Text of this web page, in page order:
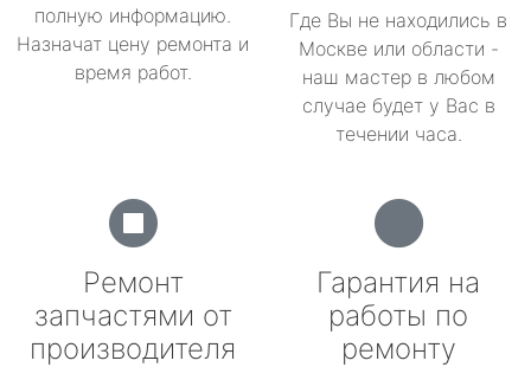
полную информацию.
Назначат цену ремонта и
время работ.
Где Вы не находились в
Москве или области -
наш мастер в любом
случае будет у Вас в
течении часа.
Ремонт
запчастями от
производителя
Гарантия на
работы по
ремонту